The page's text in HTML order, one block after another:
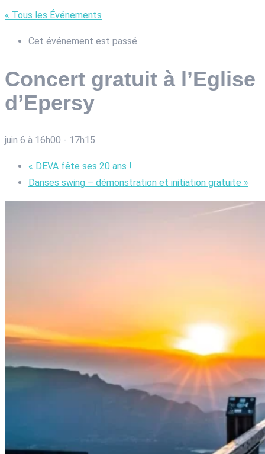
« Tous les Événements
Cet événement est passé.
Concert gratuit à l’Eglise
d’Epersy
juin 6 à 16h00 - 17h15
« DEVA fête ses 20 ans !
Danses swing – démonstration et initiation gratuite »